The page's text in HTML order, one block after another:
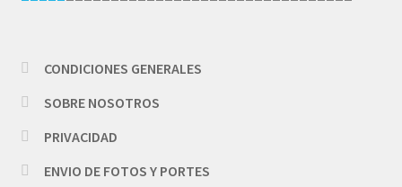
CONDICIONES GENERALES
SOBRE NOSOTROS
PRIVACIDAD
ENVIO DE FOTOS Y PORTES